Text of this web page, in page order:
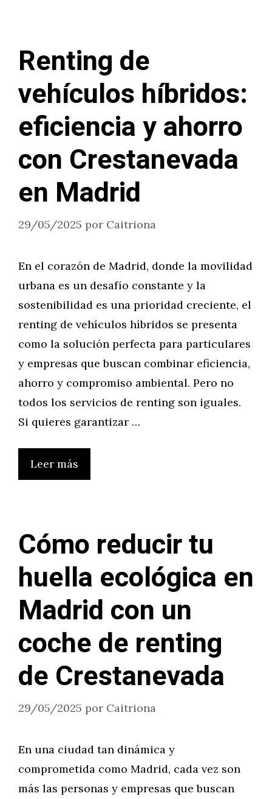
Renting de
vehículos híbridos:
eficiencia y ahorro
con Crestanevada
en Madrid
29/05/2025 por Caitriona
En el corazón de Madrid, donde la movilidad
urbana es un desafío constante y la
sostenibilidad es una prioridad creciente, el
renting de vehículos híbridos se presenta
como la solución perfecta para particulares
y empresas que buscan combinar eficiencia,
ahorro y compromiso ambiental. Pero no
todos los servicios de renting son iguales.
Si quieres garantizar …
Leer más
Cómo reducir tu
huella ecológica en
Madrid con un
coche de renting
de Crestanevada
29/05/2025 por Caitriona
En una ciudad tan dinámica y
comprometida como Madrid, cada vez son
más las personas y empresas que buscan